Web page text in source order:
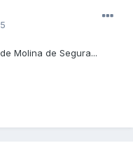
Molina de Segura...